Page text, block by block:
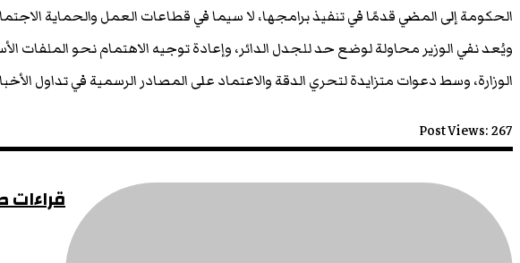
الحكومة إلى المضي قدمًا في تنفيذ برامجها، لا سيما في قطاعات العمل والحماية
ويُعد نفي الوزير محاولة لوضع حد للجدل الدائر، وإعادة توجيه الاهتمام نحو الملفات
الوزارة، وسط دعوات متزايدة لتحري الدقة والاعتماد على المصادر الرسمية في تداول
Post Views:267
قراءات